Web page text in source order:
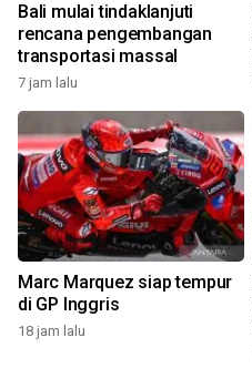
Bali mulai tindaklanjuti
rencana pengembangan
transportasi massal
7 jam lalu
Marc Marquez siap tempur
di GP Inggris
18 jam lalu